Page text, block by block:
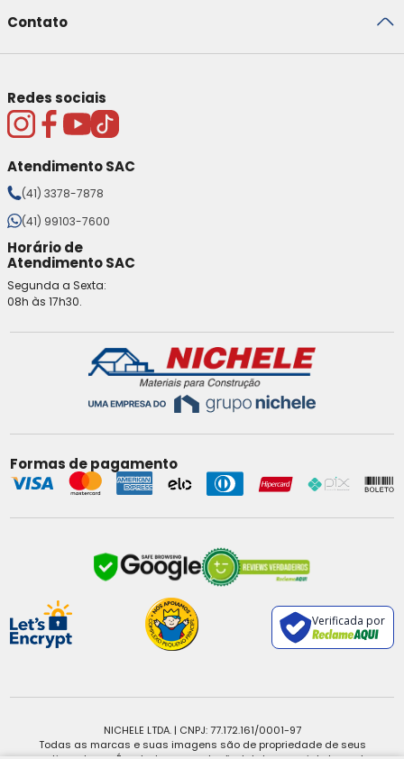
Contato
Redes sociais
Atendimento SAC
(41) 3378-7878
(41) 99103-7600
Horário de
Atendimento SAC
Segunda a Sexta:
08h às 17h30.
Formas de pagamento
Verificada por
NICHELE LTDA. | CNPJ: 77.172.161/0001-97
Todas as marcas e suas imagens são de propriedade de seus